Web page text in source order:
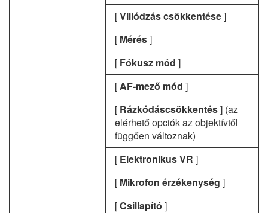
[Villódzás csökkentése]
[ Mérés]
[ Fókusz mód ]
[AF-mező mód ]
[ Rázkódáscsökkentés] (az
elérhető opciók az objektívtől
függően változnak)
[ Elektronikus VR ]
[ Mikrofon érzékenység ]
[Csillapító ]